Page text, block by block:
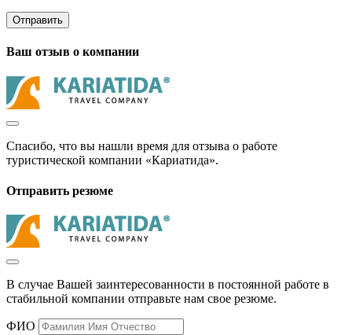
Отправить
Ваш отзыв о компании
Спасибо, что вы нашли время для отзыва о работе
туристической компании «Кариатида».
Отправить резюме
В случае Вашей заинтересованности в постоянной работе в
стабильной компании отправьте нам свое резюме.
ФИО